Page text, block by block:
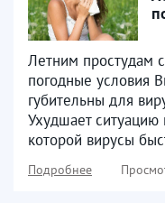
Летним простудам
погодные условия
губительны для
Ухудшает
которой вирусы
Подробнее